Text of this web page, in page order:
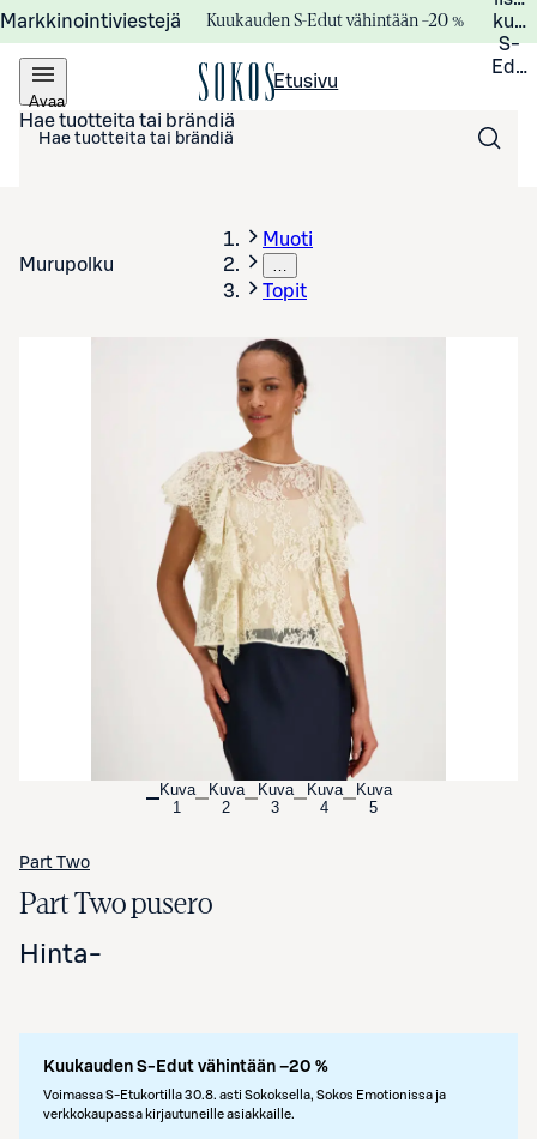
Markkinointiviestejä Kuukauden S-Edut vähintään –20 %
S-
Avaa
valikko
Etusivu
Hae tuotteita tai brändiä
Murupolku
Muoti
…
Topit
Avaa tuotekuva suurennettuna
Kuva
1
Kuva
2
Kuva
3
Kuva
4
Kuva
5
Part Two
Part Two pusero
Hinta-
Kuukauden S-Edut vähintään –20 %
Voimassa S-Etukortilla 30.8. asti Sokoksella, Sokos Emotionissa ja
verkkokaupassa kirjautuneille asiakkaille.